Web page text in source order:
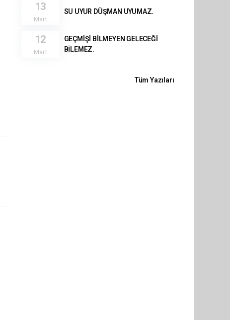
13
Mart
SU UYUR DÜŞMAN UYUMAZ.
12
Mart
GEÇMİŞİ BİLMEYEN GELECEĞİ
BİLEMEZ.
Tüm Yazıları